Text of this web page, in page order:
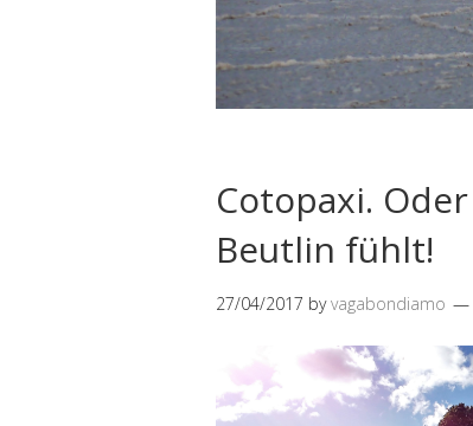
Cotopaxi.
Beutlin fühlt!
27/04/2017 byvagabondiamo